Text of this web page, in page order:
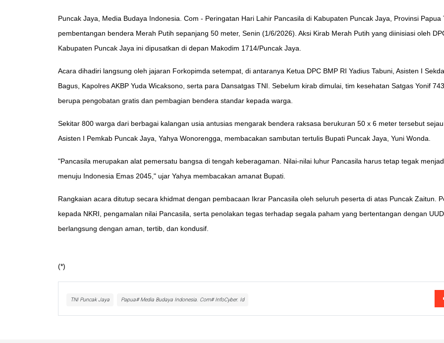
Puncak Jaya, Media Budaya Indonesia. Com - Peringatan Hari Lahir Pancasila di Kabupaten Puncak Jaya, Provinsi
pembentangan bendera Merah Putih sepanjang 50 meter, Senin (1/6/2026). Aksi Kirab Merah Putih yang diinisiasi oleh
Kabupaten Puncak Jaya ini dipusatkan di depan Makodim 1714/Puncak Jaya.
Acara dihadiri langsung oleh jajaran Forkopimda setempat, di antaranya Ketua DPC BMP RI Yadius Tabuni, Asisten I
Bagus, Kapolres AKBP Yuda Wicaksono, serta para Dansatgas TNI. Sebelum kirab dimulai, tim kesehatan Satgas Yonif
berupa pengobatan gratis dan pembagian bendera standar kepada warga.
Sekitar 800 warga dari berbagai kalangan usia antusias mengarak bendera raksasa berukuran 50 x 6 meter tersebut
Asisten I Pemkab Puncak Jaya, Yahya Wonorengga, membacakan sambutan tertulis Bupati Puncak Jaya, Yuni Wonda.
"Pancasila merupakan alat pemersatu bangsa di tengah keberagaman. Nilai-nilai luhur Pancasila harus tetap tegak
menuju Indonesia Emas 2045," ujar Yahya membacakan amanat Bupati.
Rangkaian acara ditutup secara khidmat dengan pembacaan Ikrar Pancasila oleh seluruh peserta di atas Puncak Zaitun.
kepada NKRI, pengamalan nilai Pancasila, serta penolakan tegas terhadap segala paham yang bertentangan dengan
berlangsung dengan aman, tertib, dan kondusif.
(*)
TNI Puncak Jaya Papua# Media Budaya Indonesia. Com# InfoCyber. Id